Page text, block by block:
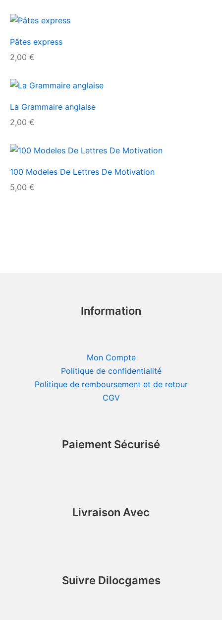
Pâtes express
2,00 €
La Grammaire anglaise
2,00 €
100 Modeles De Lettres De Motivation
5,00 €
Information
Mon Compte
Politique de confidentialité
Politique de remboursement et de retour
CGV
Paiement Sécurisé
Livraison Avec
Suivre Dilocgames